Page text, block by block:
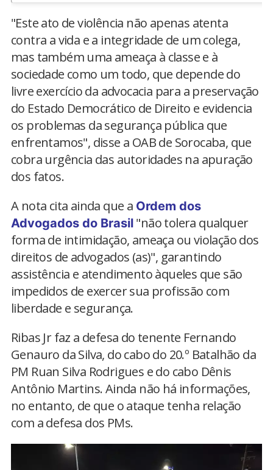
"Este ato de violência não apenas atenta
contra a vida e a integridade de um colega,
mas também uma ameaça à classe e à
sociedade como um todo, que depende do
livre exercício da advocacia para a preservação
do Estado Democrático de Direito e evidencia
os problemas da segurança pública que
enfrentamos", disse a OAB de Sorocaba, que
cobra urgência das autoridades na apuração
dos fatos.
A nota cita ainda que a Ordem dos
Advogados do Brasil "não tolera qualquer
forma de intimidação, ameaça ou violação dos
direitos de advogados (as)", garantindo
assistência e atendimento àqueles que são
impedidos de exercer sua profissão com
liberdade e segurança.
Ribas Jr faz a defesa do tenente Fernando
Genauro da Silva, do cabo do 20.º Batalhão da
PM Ruan Silva Rodrigues e do cabo Dênis
Antônio Martins. Ainda não há informações,
no entanto, de que o ataque tenha relação
com a defesa dos PMs.